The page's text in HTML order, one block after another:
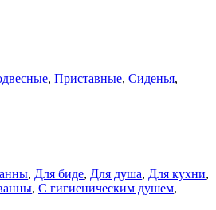
, Приставные, Сиденья,
, Для биде, Для душа, Для кухни,
, C гигиеническим душем,